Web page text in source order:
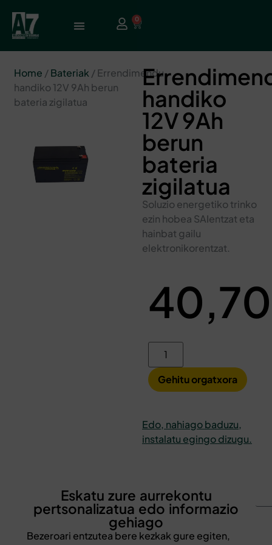
0
Home /Bateriak / Errendimendu
handiko 12V 9Ah berun
bateria zigilatua
handiko
12V 9Ah
berun
bateria
zigilatua
Soluzio energetiko trinko
ezin hobea SAIentzat eta
hainbat gailu
elektronikorentzat.
Gehitu orgatxora
Edo, nahiago baduzu,
instalatu egingo dizugu.
Eskatu zure aurrekontu
pertsonalizatua edo informazio
gehiago
Bezeroari entzutea bere kezkak gure egiten,